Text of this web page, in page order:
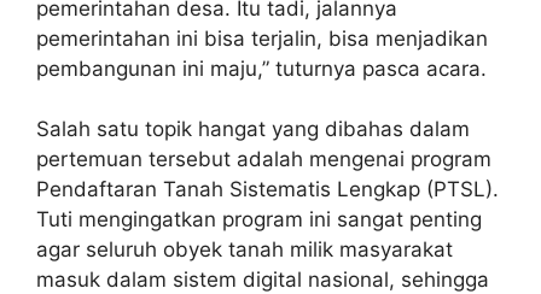
pemerintahan desa. Itu tadi, jalannya
pemerintahan ini bisa terjalin, bisa menjadikan
pembangunan ini maju,” tuturnya pasca acara.
Salah satu topik hangat yang dibahas dalam
pertemuan tersebut adalah mengenai program
Pendaftaran Tanah Sistematis Lengkap (PTSL).
Tuti mengingatkan program ini sangat penting
agar seluruh obyek tanah milik masyarakat
masuk dalam sistem digital nasional, sehingga